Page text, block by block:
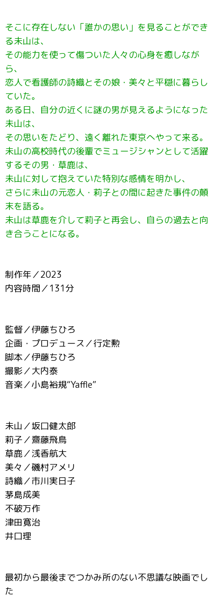
そこに存在しない「誰かの思い」を見ることができ
る未山は、
その能力を使って傷ついた人々の心身を癒しなが
ら、
恋人で看護師の詩織とその娘・美々と平穏に暮らし
ていた。
ある日、自分の近くに謎の男が見えるようになった
未山は、
その思いをたどり、遠く離れた東京へやって来る。
未山の高校時代の後輩でミュージシャンとして活躍
するその男・草鹿は、
未山に対して抱えていた特別な感情を明かし、
さらに未山の元恋人・莉子との間に起きた事件の顛
末を語る。
未山は草鹿を介して莉子と再会し、自らの過去と向
き合うことになる。
制作年／2023
内容時間／131分
監督／伊藤ちひろ
企画・プロデュース／行定勲
脚本／伊藤ちひろ
撮影／大内泰
音楽／小島裕規“Yaffle”
未山／坂口健太郎
莉子／齋藤飛鳥
草鹿／浅香航大
美々／磯村アメリ
詩織／市川実日子
茅島成美
不破万作
津田寛治
井口理
最初から最後までつかみ所のない不思議な映画でし
た